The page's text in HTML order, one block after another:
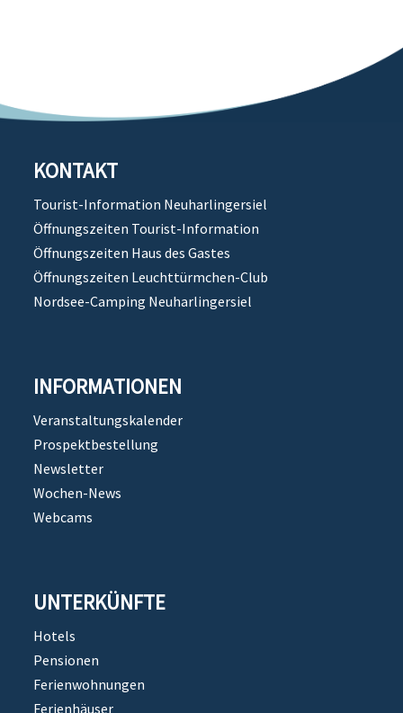
KONTAKT
Tourist-Information Neuharlingersiel
Öffnungszeiten Tourist-Information
Öffnungszeiten Haus des Gastes
Öffnungszeiten Leuchttürmchen-Club
Nordsee-Camping Neuharlingersiel
INFORMATIONEN
Veranstaltungskalender
Prospektbestellung
Newsletter
Wochen-News
Webcams
UNTERKÜNFTE
Hotels
Pensionen
Ferienwohnungen
Ferienhäuser